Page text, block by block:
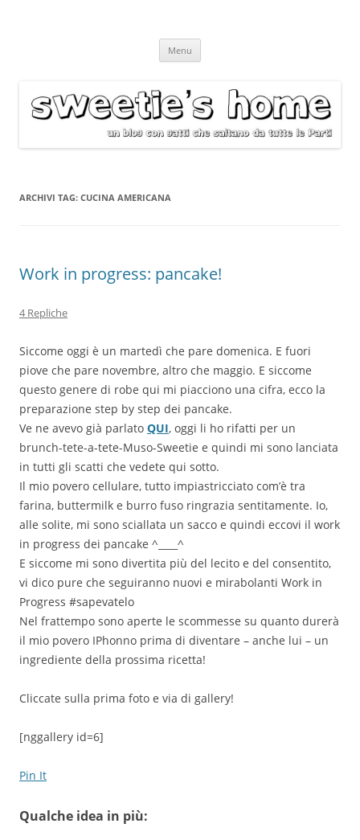
Menu
ARCHIVI TAG: CUCINA AMERICANA
Work in progress: pancake!
4 Repliche
Siccome oggi è un martedì che pare domenica. E fuori
piove che pare novembre, altro che maggio. E siccome
questo genere di robe qui mi piacciono una cifra, ecco la
preparazione step by step dei pancake.
Ve ne avevo già parlato QUI, oggi li ho rifatti per un
brunch-tete-a-tete-Muso-Sweetie e quindi mi sono lanciata
in tutti gli scatti che vedete qui sotto.
Il mio povero cellulare, tutto impiastricciato com’è tra
farina, buttermilk e burro fuso ringrazia sentitamente. Io,
alle solite, mi sono sciallata un sacco e quindi eccovi il work
in progress dei pancake ^____^
E siccome mi sono divertita più del lecito e del consentito,
vi dico pure che seguiranno nuovi e mirabolanti Work in
Progress #sapevatelo
Nel frattempo sono aperte le scommesse su quanto durerà
il mio povero IPhonno prima di diventare – anche lui – un
ingrediente della prossima ricetta!
Cliccate sulla prima foto e via di gallery!
[nggallery id=6]
Pin It
Qualche idea in più: